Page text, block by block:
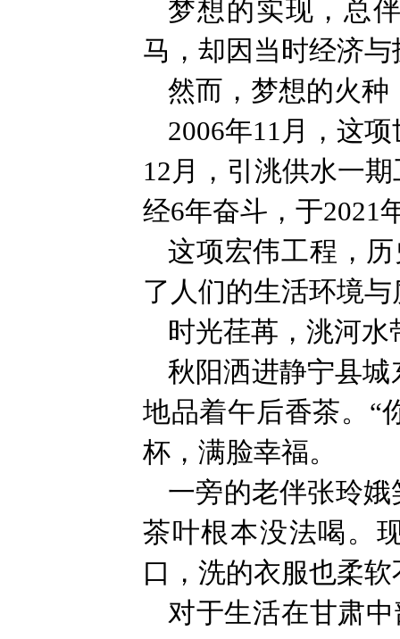
梦想的实现，总
马，却因当时经济
然而，梦想的火种
2006年11月，这
12月，引洮供水一
经6年奋斗，于2021
这项宏伟工程，
了人们的生活环境
时光荏苒，洮河
秋阳洒进静宁县
地品着午后香茶。“
杯，满脸幸福。
一旁的老伴张玲
茶叶根本没法喝。
口，洗的衣服也柔
对于生活在甘肃